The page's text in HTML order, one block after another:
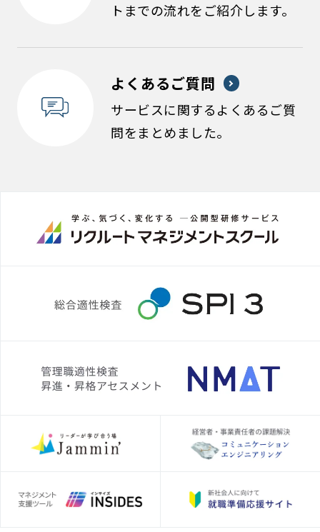
トまでの流れをご紹介します。
よくあるご質問
サービスに関するよくあるご質
問をまとめました。